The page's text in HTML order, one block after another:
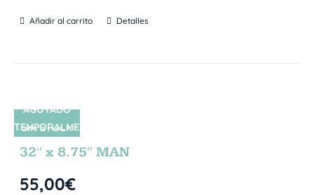
Añadir al carrito Detalles
SIN STOCK
AGOTADO
TEMPORALME
NTE
32″ x 8.75″ MAN
55,00€